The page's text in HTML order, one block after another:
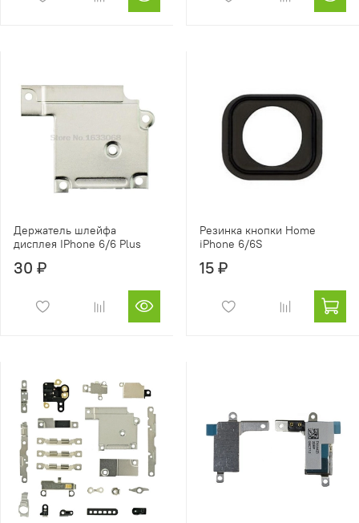
Держатель шлейфа
дисплея IPhone 6/6 Plus
30 ₽
Резинка кнопки Home
iPhone 6/6S
15 ₽